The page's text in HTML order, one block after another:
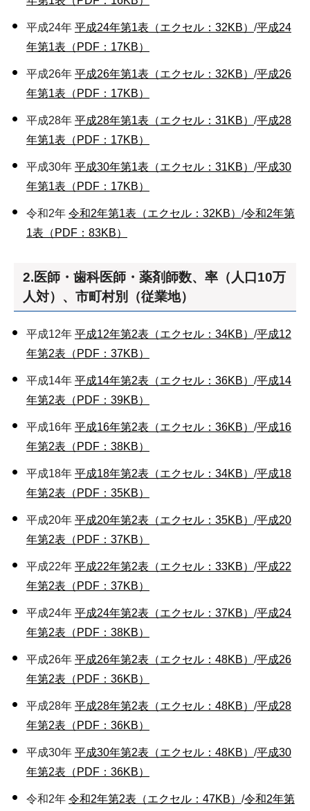
平成24年 平成24年第1表（エクセル：32KB） /平成24
年第1表（PDF：17KB）
平成26年 平成26年第1表（エクセル：32KB） /平成26
年第1表（PDF：17KB）
平成28年 平成28年第1表（エクセル：31KB） /平成28
年第1表（PDF：17KB）
平成30年 平成30年第1表（エクセル：31KB） /平成30
年第1表（PDF：17KB）
令和2年 令和2年第1表（エクセル：32KB） /令和2年第
1表（PDF：83KB）
2.医師・歯科医師・薬剤師数、率（人口10万
人対）、市町村別（従業地）
平成12年 平成12年第2表（エクセル：34KB） /平成12
年第2表（PDF：37KB）
平成14年 平成14年第2表（エクセル：36KB） /平成14
年第2表（PDF：39KB）
平成16年 平成16年第2表（エクセル：36KB） /平成16
年第2表（PDF：38KB）
平成18年 平成18年第2表（エクセル：34KB） /平成18
年第2表（PDF：35KB）
平成20年 平成20年第2表（エクセル：35KB） /平成20
年第2表（PDF：37KB）
平成22年 平成22年第2表（エクセル：33KB） /平成22
年第2表（PDF：37KB）
平成24年 平成24年第2表（エクセル：37KB） /平成24
年第2表（PDF：38KB）
平成26年 平成26年第2表（エクセル：48KB） /平成26
年第2表（PDF：36KB）
平成28年 平成28年第2表（エクセル：48KB） /平成28
年第2表（PDF：36KB）
平成30年 平成30年第2表（エクセル：48KB） /平成30
年第2表（PDF：36KB）
令和2年 令和2年第2表（エクセル：47KB） /令和2年第